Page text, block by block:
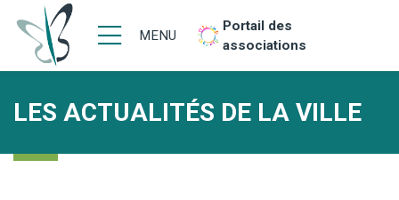
MENU
Portail des
associations
LES ACTUALITÉS DE LA VILLE